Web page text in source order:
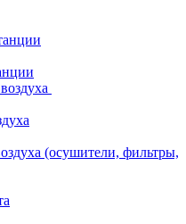
(осушители, фильтры,